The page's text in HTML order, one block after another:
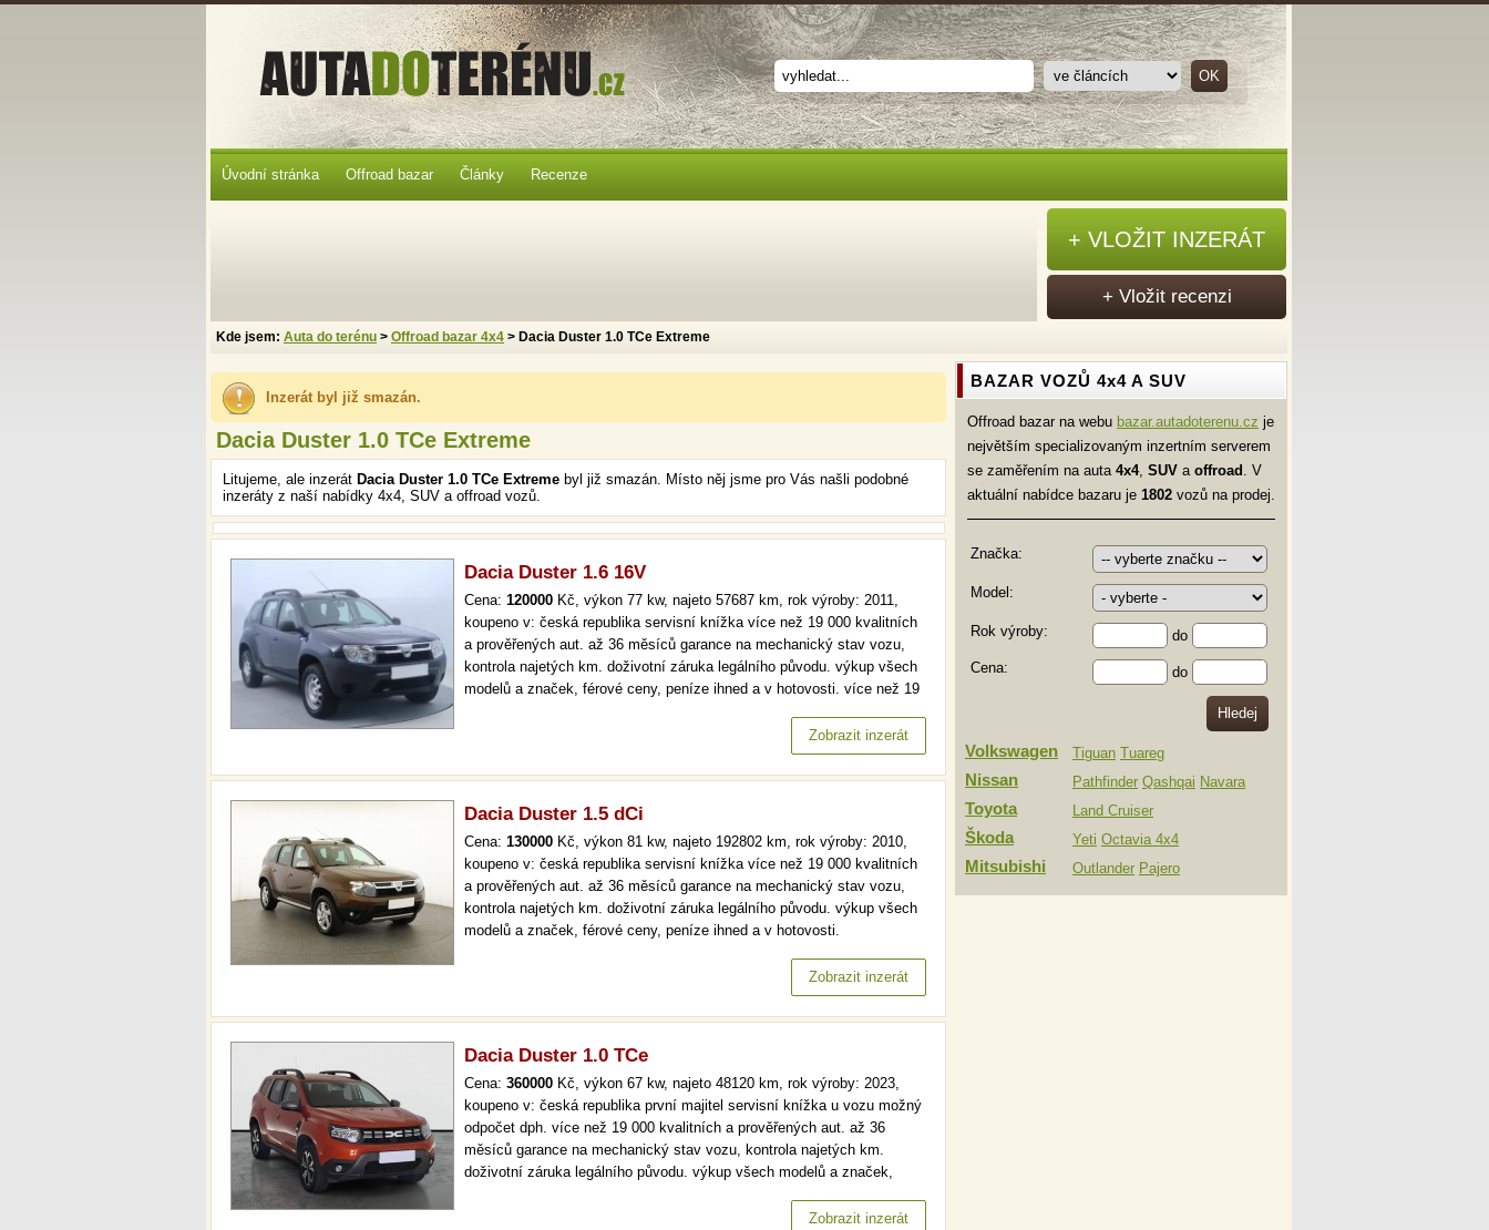
Inzerát byl již smazán.
Dacia Duster 1.0 TCe Extreme
Litujeme, ale inzerát Dacia Duster 1.0 TCe Extreme byl již smazán. Místo něj jsme pro Vás našli podobné
inzeráty z naší nabídky 4x4, SUV a offroad vozů.
Dacia Duster 1.6 16V
Cena: 120000 Kč, výkon 77 kw, najeto 57687 km, rok výroby: 2011,
koupeno v: česká republika servisní knížka více než 19 000 kvalitních
a prověřených aut. až 36 měsíců garance na mechanický stav vozu,
kontrola najetých km. doživotní záruka legálního původu. výkup všech
modelů a značek, férové ceny, peníze ihned a v hotovosti. více než 19
mechanický stav vozu, kontrola najetých km. doživotní záruka…
Zobrazit inzerát
Dacia Duster 1.5 dCi
Cena: 130000 Kč, výkon 81 kw, najeto 192802 km, rok výroby: 2010,
koupeno v: česká republika servisní knížka více než 19 000 kvalitních
a prověřených aut. až 36 měsíců garance na mechanický stav vozu,
kontrola najetých km. doživotní záruka legálního původu. výkup všech
modelů a značek, férové ceny, peníze ihned a v hotovosti.
měsíců garance na mechanický stav vozu, kontrola najetých km.…
Zobrazit inzerát
Dacia Duster 1.0 TCe
Cena: 360000 Kč, výkon 67 kw, najeto 48120 km, rok výroby: 2023,
koupeno v: česká republika první majitel servisní knížka u vozu možný
odpočet dph. více než 19 000 kvalitních a prověřených aut. až 36
měsíců garance na mechanický stav vozu, kontrola najetých km.
doživotní záruka legálního původu. výkup všech modelů a značek,
více než 19 000 kvalitních a prověřených aut. až 36 měsíců…Zobrazit inzerát
BAZAR VOZŮ 4x4 A SUV
Offroad bazar na webu bazar.autadoterenu.cz je
největším specializovaným inzertním serverem
se zaměřením na auta 4x4, SUV a offroad . V
aktuální nabídce bazaru je 1802 vozů na prodej.
Značka:
Model:
Rok výroby:
do
Cena:
do
Volkswagen Tiguan Tuareg
Nissan Pathfinder Qashqai Navara
Toyota Land Cruiser
Škoda Yeti Octavia 4x4
Mitsubishi Outlander Pajero
Úvodní stránka Offroad bazar Články Recenze
Kde jsem: Auta do terénu > Offroad bazar 4x4 > Dacia Duster 1.0 TCe Extreme
+ VLOŽIT INZERÁT
+ Vložit recenzi